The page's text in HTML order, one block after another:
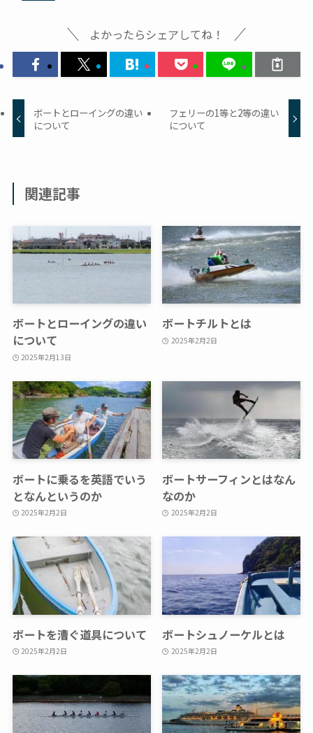
よかったらシェアしてね！
ボートとローイングの違い
について
フェリーの1等と2等の違い
について
関連記事
ボートとローイングの違い
について
2025年2月13日
ボートチルトとは
2025年2月2日
ボートに乗るを英語でいう
となんというのか
2025年2月2日
ボートサーフィンとはなん
なのか
2025年2月2日
ボートを漕ぐ道具について
2025年2月2日
ボートシュノーケルとは
2025年2月2日